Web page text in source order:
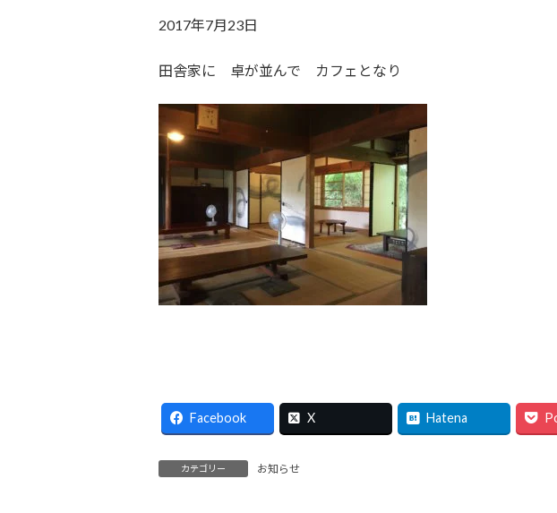
2017年7月23日
田舎家に 卓が並んで カフェとなり
Facebook X Hatena
カテゴリー お知らせ